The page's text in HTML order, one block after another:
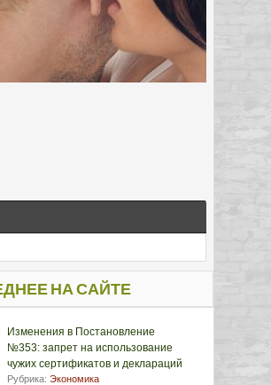
НА САЙТЕ
Изменения в Постановление
№353: запрет на использование
чужих сертификатов и деклараций
Рубрика: Экономика